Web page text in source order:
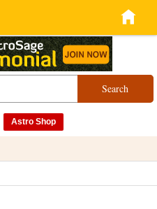
Search
Astro Shop